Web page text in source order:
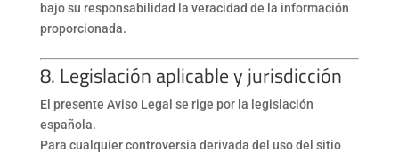
bajo su responsabilidad la veracidad de la información
proporcionada.
8. Legislación aplicable y jurisdicción
El presente Aviso Legal se rige por la legislación
española.
Para cualquier controversia derivada del uso del sitio